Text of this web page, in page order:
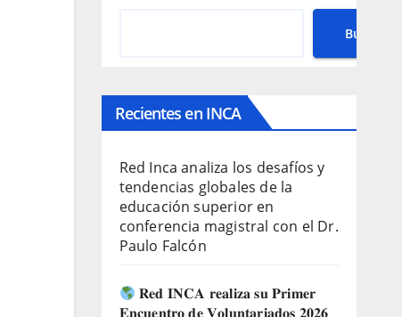
Buscar
Recientes en INCA
Red Inca analiza los desafíos y
tendencias globales de la
educación superior en
conferencia magistral con el Dr.
Paulo Falcón
𝐑𝐞𝐝 𝐈𝐍𝐂𝐀 𝐫𝐞𝐚𝐥𝐢𝐳𝐚 𝐬𝐮 𝐏𝐫𝐢𝐦𝐞𝐫
𝐄𝐧𝐜𝐮𝐞𝐧𝐭𝐫𝐨 𝐝𝐞 𝐕𝐨𝐥𝐮𝐧𝐭𝐚𝐫𝐢𝐚𝐝𝐨𝐬 𝟐𝟎𝟐𝟔